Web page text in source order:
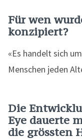
Für wen
konzipiert?
«Es handelt sich
Menschen jeden
Die
Eye dauerte
die grössten